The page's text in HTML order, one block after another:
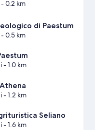
0.2 km
di Paestum
0.5 km
- 1.0 km
- 1.2 km
Seliano
- 1.6 km